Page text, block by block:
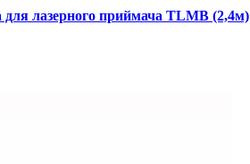
для лазерного приймача TLMB (2,4м)